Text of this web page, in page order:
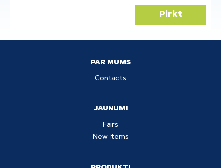
Pirkt
PAR MUMS
Contacts
JAUNUMI
Fairs
New Items